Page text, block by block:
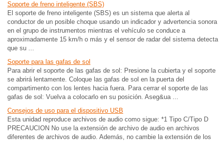
Soporte de freno inteligente (SBS)
El soporte de freno inteligente (SBS) es un sistema que alerta al
conductor de un posible choque usando un indicador y advertencia sonora
en el grupo de instrumentos mientras el vehículo se conduce a
aproximadamente 15 km/h o más y el sensor de radar del sistema detecta
que su ...
Soporte para las gafas de sol
Para abrir el soporte de las gafas de sol: Presione la cubierta y el soporte
se abrirá lentamente. Coloque las gafas de sol en la puerta del
compartimento con los lentes hacia fuera. Para cerrar el soporte de las
gafas de sol: Vuelva a colocarlo en su posición. Aseg&ua ...
Consejos de uso para el dispositivo USB
Esta unidad reproduce archivos de audio como sigue: *1 Tipo C/Tipo D
PRECAUCION No use la extensión de archivo de audio en archivos
diferentes de archivos de audio. Además, no cambie la extensión de los